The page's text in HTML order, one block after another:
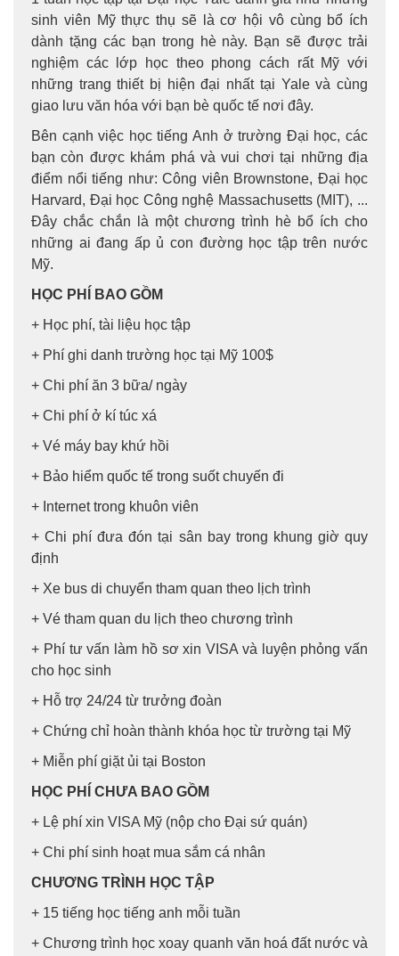
sinh viên Mỹ thực thụ sẽ là cơ hội vô cùng bổ ích
dành tặng các bạn trong hè này. Bạn sẽ được trải
nghiệm các lớp học theo phong cách rất Mỹ với
những trang thiết bị hiện đại nhất tại Yale và cùng
giao lưu văn hóa với bạn bè quốc tế nơi đây.
Bên cạnh việc học tiếng Anh ở trường Đại học, các
bạn còn được khám phá và vui chơi tại những địa
điểm nổi tiếng như: Công viên Brownstone, Đại học
Harvard, Đại học Công nghệ Massachusetts (MIT), ...
Đây chắc chắn là một chương trình hè bổ ích cho
những ai đang ấp ủ con đường học tập trên nước
Mỹ.
HỌC PHÍ BAO GỒM
+ Học phí, tài liệu học tập
+ Phí ghi danh trường học tại Mỹ 100$
+ Chi phí ăn 3 bữa/ ngày
+ Chi phí ở kí túc xá
+ Vé máy bay khứ hồi
+ Bảo hiểm quốc tế trong suốt chuyến đi
+ Internet trong khuôn viên
+ Chi phí đưa đón tại sân bay trong khung giờ quy
định
+ Xe bus di chuyển tham quan theo lịch trình
+ Vé tham quan du lịch theo chương trình
+ Phí tư vấn làm hồ sơ xin VISA và luyện phỏng vấn
cho học sinh
+ Hỗ trợ 24/24 từ trưởng đoàn
+ Chứng chỉ hoàn thành khóa học từ trường tại Mỹ
+ Miễn phí giặt ủi tại Boston
HỌC PHÍ CHƯA BAO GỒM
+ Lệ phí xin VISA Mỹ (nộp cho Đại sứ quán)
+ Chi phí sinh hoạt mua sắm cá nhân
CHƯƠNG TRÌNH HỌC TẬP
+ 15 tiếng học tiếng anh mỗi tuần
+ Chương trình học xoay quanh văn hoá đất nước và